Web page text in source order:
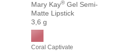
Mary Kay® Gel Semi-
Matte Lipstick
3,6 g
Coral Captivate